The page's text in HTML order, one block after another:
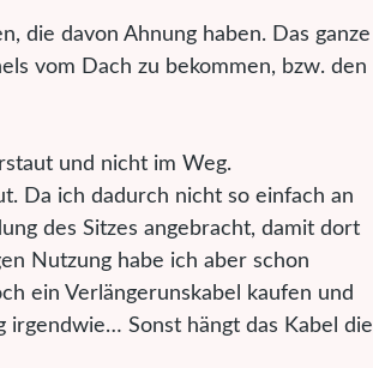
die davon Ahnung haben. Das ganze
vom Dach zu bekommen, bzw. den
und nicht im Weg.
Da ich dadurch nicht so einfach an
des Sitzes angebracht, damit dort
Nutzung habe ich aber schon
ein Verlängerunskabel kaufen und
irgendwie… Sonst hängt das Kabel die